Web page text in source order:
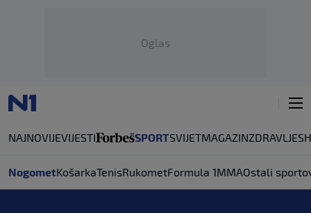
Oglas
NAJNOVIJEVIJESTI SPORTSVIJETMAGAZINZDRAVLJE
NogometKošarkaTenisRukometFormula 1MMAOstali